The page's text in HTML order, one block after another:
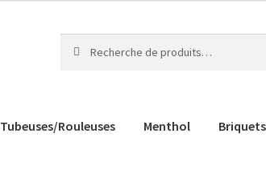
pour :
Tubeuses/Rouleuses Menthol Briquets